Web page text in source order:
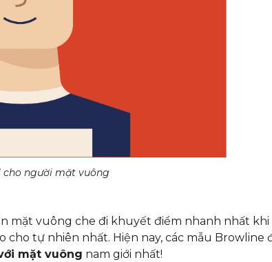
cho người mặt vuông
mặt vuông che đi khuyết điểm nhanh nhất khi
cho tự nhiên nhất. Hiện nay, các mẫu Browline
mặt vuông nam giới nhất!